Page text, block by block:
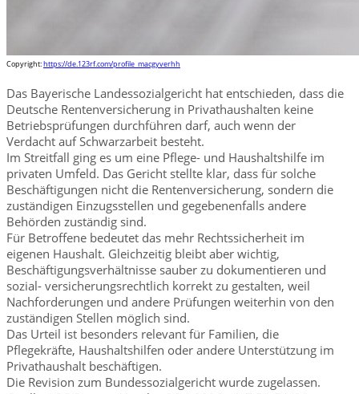
Copyright:https://de.123rf.com/profile_macgyverhh
Das Bayerische Landessozialgericht hat entschieden, dass die
Deutsche Rentenversicherung in Privathaushalten keine
Betriebsprüfungen durchführen darf, auch wenn der
Verdacht auf Schwarzarbeit besteht.
Im Streitfall ging es um eine Pflege- und Haushaltshilfe im
privaten Umfeld. Das Gericht stellte klar, dass für solche
Beschäftigungen nicht die Rentenversicherung, sondern die
zuständigen Einzugsstellen und gegebenenfalls andere
Behörden zuständig sind.
Für Betroffene bedeutet das mehr Rechtssicherheit im
eigenen Haushalt. Gleichzeitig bleibt aber wichtig,
Beschäftigungsverhältnisse sauber zu dokumentieren und
sozial- versicherungsrechtlich korrekt zu gestalten, weil
Nachforderungen und andere Prüfungen weiterhin von den
zuständigen Stellen möglich sind.
Das Urteil ist besonders relevant für Familien, die
Pflegekräfte, Haushaltshilfen oder andere Unterstützung im
Privathaushalt beschäftigen.
Die Revision zum Bundessozialgericht wurde zugelassen.